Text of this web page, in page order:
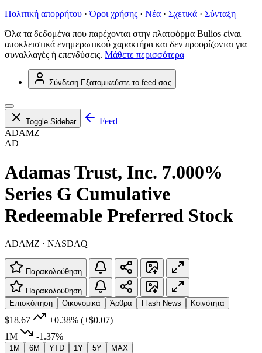
Πολιτική απορρήτου · Όροι χρήσης · Νέα · Σχετικά · Σύνταξη
Όλα τα δεδομένα που παρέχονται στην πλατφόρμα Bulios είναι
αποκλειστικά ενημερωτικού χαρακτήρα και δεν προορίζονται για
συναλλαγές ή επενδύσεις. Μάθετε περισσότερα
Σύνδεση Εξατομικεύστε το feed σας
Toggle Sidebar
Feed
ADAMZ
AD
Adamas Trust, Inc. 7.000%
Series G Cumulative
Redeemable Preferred Stock
ADAMZ · NASDAQ
Παρακολούθηση
Παρακολούθηση
Επισκόπηση
Οικονομικά Άρθρα Flash News Κοινότητα
$18.67 +0.38% (+$0.07)
1M
-1.37%
1M 6M YTD 1Y 5Y MAX